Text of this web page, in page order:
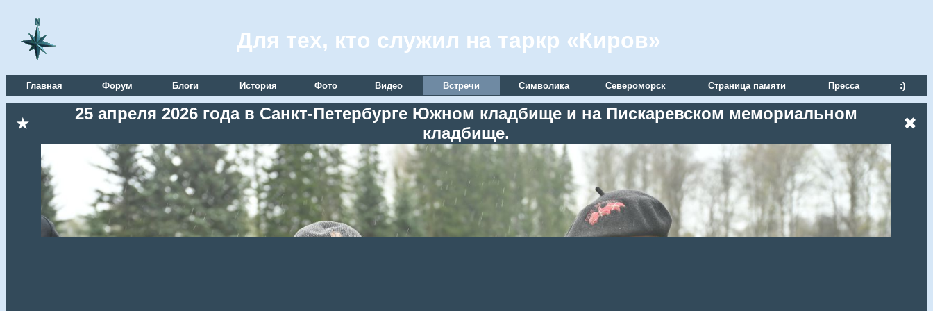
Для тех, кто служил на таркр «Киров»
Главная Форум Блоги История Фото Видео Встречи Символика Североморск Страница памяти Пресса :)
★
25 апреля 2026 года в Санкт-Петербурге Южном кладбище и на Пискаревском мемориальном
кладбище.
✖